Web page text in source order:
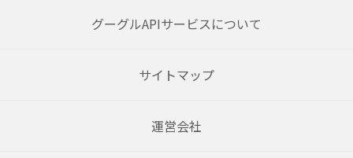
グーグルAPIサービスについて
サイトマップ
運営会社